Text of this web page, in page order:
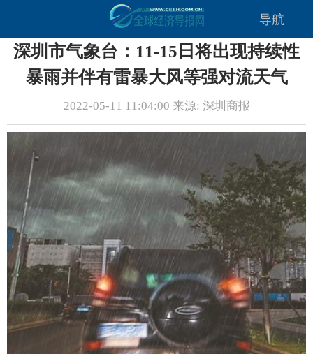
导航
深圳市气象台：11-15日将出现持续性
暴雨并伴有雷暴大风等强对流天气
2022-05-11 11:04:00 来源: 深圳商报